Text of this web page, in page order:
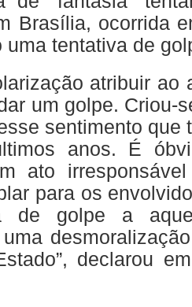
Brasília, ocorrida
uma tentativa de
atribuir ao
um golpe. Criou-
sentimento que
anos. É
ato
para os
de golpe a
declarou